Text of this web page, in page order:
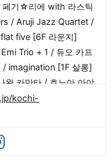
페기☆리에 with 라스틱
/ Aruji Jazz Quartet /
five [6F 라운지]
Trio + 1 / 듀오 카프
/ imagination [1F 살롱]
완 카만타 / 호노아 아야
/ 재즈 기타 듀오 히로
Parlour + Yumi
/ nostalgie / Fill
kochi-